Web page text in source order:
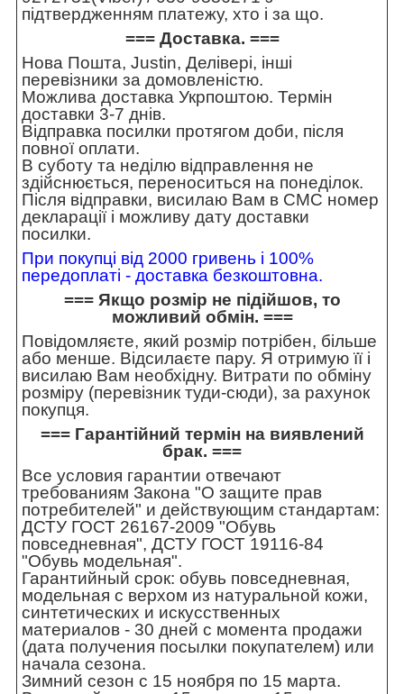
підтвердженням платежу, хто і за що.
=== Доставка. ===
Нова Пошта, Justin, Делівері, інші
перевізники за домовленістю.
Можлива доставка Укрпоштою. Термін
доставки 3-7 днів.
Відправка посилки протягом доби, після
повної оплати.
В суботу та неділю відправлення не
здійснюється, переноситься на понеділок.
Після відправки, висилаю Вам в СМС номер
декларації і можливу дату доставки
посилки.
При покупці від 2000 гривень і 100%
передоплаті - доставка безкоштовна.
=== Якщо розмір не підійшов, то
можливий обмін. ===
Повідомляєте, який розмір потрібен, більше
або менше. Відсилаєте пару. Я отримую її і
висилаю Вам необхідну. Витрати по обміну
розміру (перевізник туди-сюди), за рахунок
покупця.
=== Гарантійний термін на виявлений
брак. ===
Все условия гарантии отвечают
требованиям Закона "О защите прав
потребителей" и действующим стандартам:
ДСТУ ГОСТ 26167-2009 "Обувь
повседневная", ДСТУ ГОСТ 19116-84
"Обувь модельная".
Гарантийный срок: обувь повседневная,
модельная с верхом из натуральной кожи,
синтетических и искусственных
материалов - 30 дней с момента продажи
(дата получения посылки покупателем) или
начала сезона.
Зимний сезон с 15 ноября по 15 марта.